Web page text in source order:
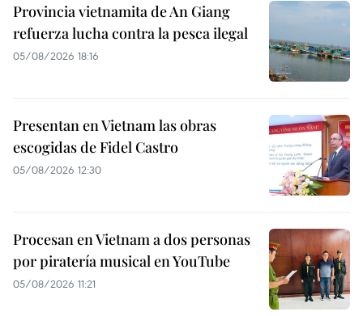
Provincia vietnamita de An Giang
refuerza lucha contra la pesca ilegal
05/08/2026 18:16
Presentan en Vietnam las obras
escogidas de Fidel Castro
05/08/2026 12:30
Procesan en Vietnam a dos personas
por piratería musical en YouTube
05/08/2026 11:21